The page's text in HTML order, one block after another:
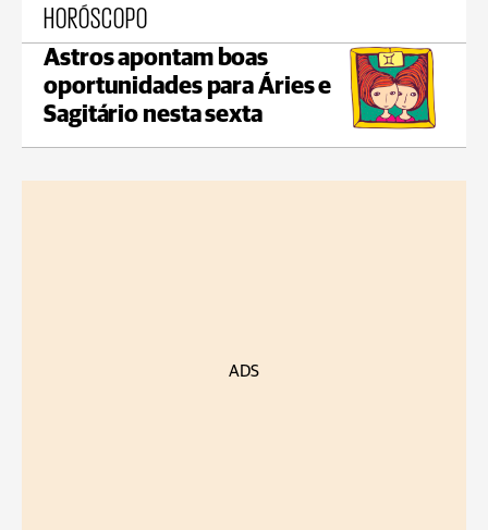
HORÓSCOPO
Astros apontam boas
oportunidades para Áries e
Sagitário nesta sexta
ADS